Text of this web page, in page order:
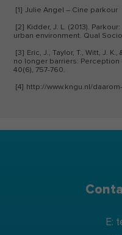
[1] Julie Angel – Cine parkour
[2] Kidder, J. L. (2013).
urban environment. Qual
[3] Eric, J., Taylor, T., Witt, J.
no longer barriers:
40(6), 757-760.
[4] http://www.kngu.nl/
E: